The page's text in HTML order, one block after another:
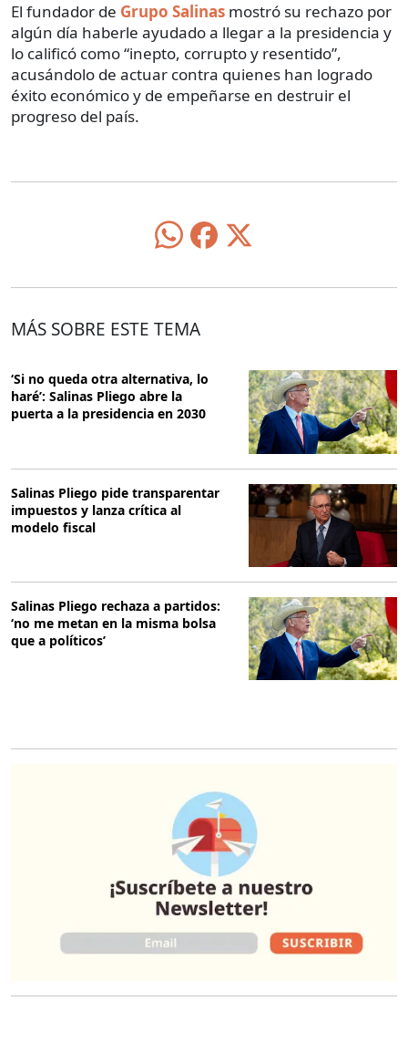
El fundador de Grupo Salinas mostró su rechazo por
algún día haberle ayudado a llegar a la presidencia y
lo calificó como “inepto, corrupto y resentido”,
acusándolo de actuar contra quienes han logrado
éxito económico y de empeñarse en destruir el
progreso del país.
MÁS SOBRE ESTE TEMA
‘Si no queda otra alternativa, lo
haré’: Salinas Pliego abre la
puerta a la presidencia en 2030
Salinas Pliego pide transparentar
impuestos y lanza crítica al
modelo fiscal
Salinas Pliego rechaza a partidos:
‘no me metan en la misma bolsa
que a políticos’